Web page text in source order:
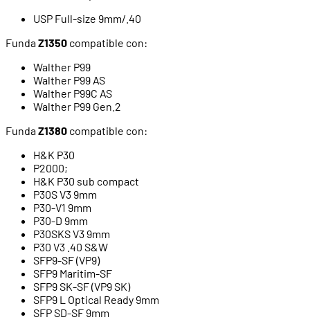
USP Full-size 9mm/.40
FundaZ1350 compatible con:
Walther P99
Walther P99 AS
Walther P99C AS
Walther P99 Gen.2
FundaZ1380 compatible con:
H&K P30
P2000;
H&K P30 sub compact
P30S V3 9mm
P30-V1 9mm
P30-D 9mm
P30SKS V3 9mm
P30 V3 .40 S&W
SFP9-SF (VP9)
SFP9 Maritim-SF
SFP9 SK-SF (VP9 SK)
SFP9 L Optical Ready 9mm
SFP SD-SF 9mm